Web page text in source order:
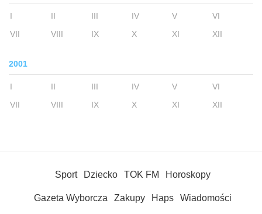
I II III IV V
VI
VII
VIII IX X XI XII
2001
I II III IV V
VI
VII
VIII IX X XI XII
Sport Dziecko TOK FM Horoskopy
Gazeta Wyborcza Zakupy Haps Wiadomości